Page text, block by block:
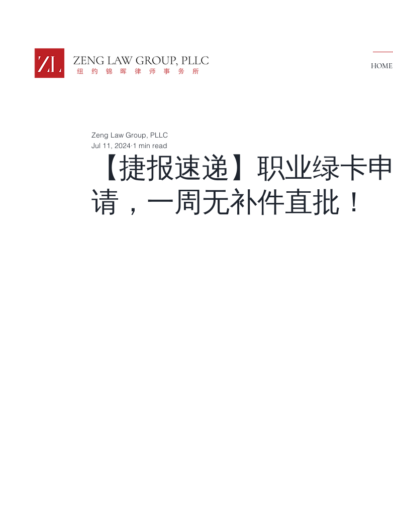
HOME
【捷报速递】职业绿卡申
请，一周无补件直批！
Zeng Law Group, PLLC
Jul 11, 2024 1 min read